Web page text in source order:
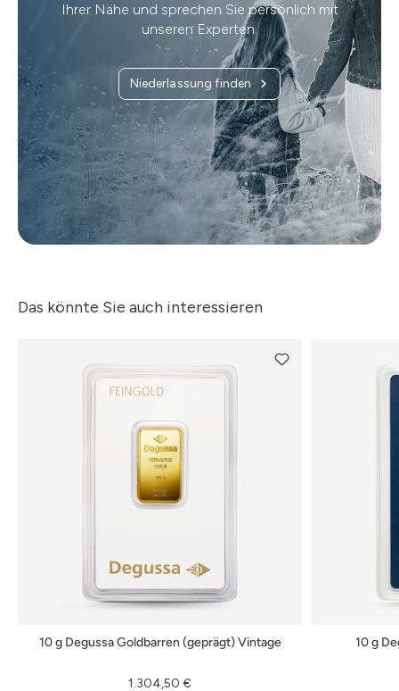
Ihrer Nähe und sprechen Sie persönlich mit
unseren Experten.
Niederlassung finden
Das könnte Sie auch interessieren
10 g Degussa Goldbarren (geprägt) Vintage
1.304,50 €
10 g